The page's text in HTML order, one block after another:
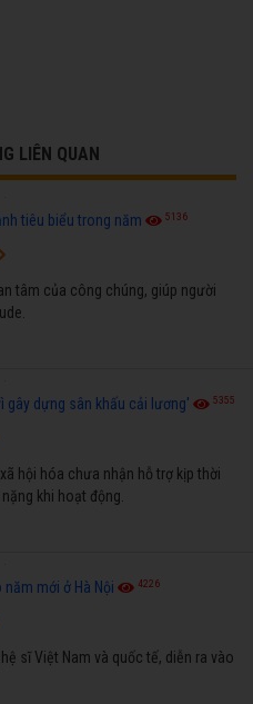
LIÊN QUAN
tiêu biểu trong năm 5136
tâm của công chúng, giúp người
gây dựng sân khấu cải lương' 5355
hội hóa chưa nhận hỗ trợ kịp thời
khi hoạt động.
mới ở Hà Nội 4226
sĩ Việt Nam và quốc tế, diễn ra vào